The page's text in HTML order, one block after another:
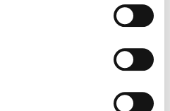
clip per bordi